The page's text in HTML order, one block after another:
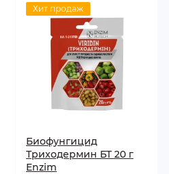
Хит продаж
Биофунгицид
Триходермин БТ 20 г
Enzim